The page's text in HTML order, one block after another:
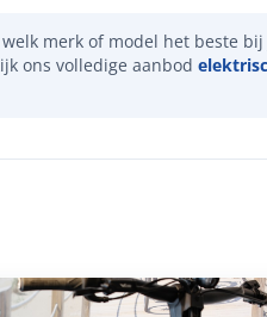
merk of model het beste bij
ons volledige aanbod